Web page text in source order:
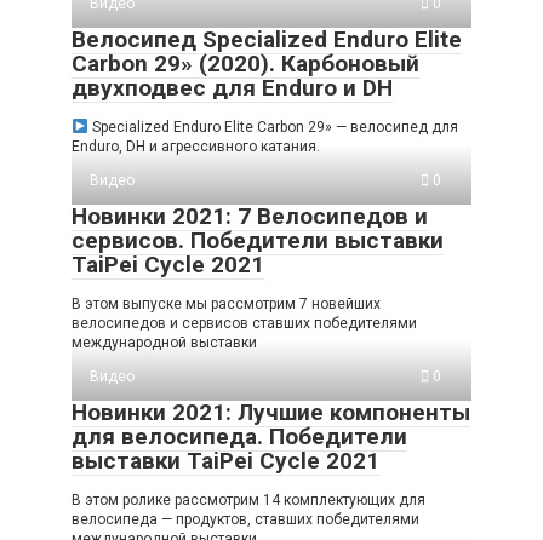
Видео
0
Велосипед Specialized Enduro Elite
Carbon 29» (2020). Карбоновый
двухподвес для Enduro и DH
Specialized Enduro Elite Carbon 29» — велосипед для
Enduro, DH и агрессивного катания.
Видео
0
Новинки 2021: 7 Велосипедов и
сервисов. Победители выставки
TaiPei Cycle 2021
В этом выпуске мы рассмотрим 7 новейших
велосипедов и сервисов ставших победителями
международной выставки
Видео
0
Новинки 2021: Лучшие компоненты
для велосипеда. Победители
выставки TaiPei Cycle 2021
В этом ролике рассмотрим 14 комплектующих для
велосипеда — продуктов, ставших победителями